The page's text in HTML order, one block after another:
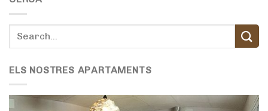
ELS NOSTRES APARTAMENTS